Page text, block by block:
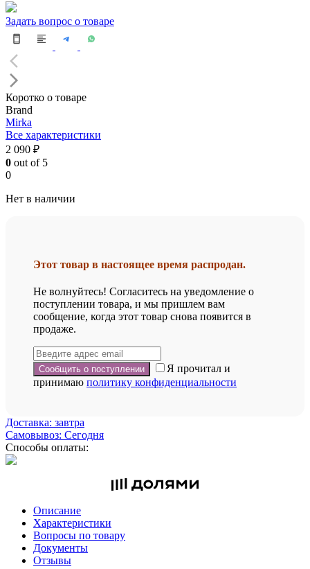
Задать вопрос о товаре
Коротко о товаре
Brand
Mirka
Все характеристики
2 090 ₽
0 out of 5
0
Нет в наличии
Этот товар в настоящее время распродан.
Не волнуйтесь! Согласитесь на уведомление о
поступлении товара, и мы пришлем вам
сообщение, когда этот товар снова появится в
продаже.
Я прочитал и
принимаю политику конфиденциальности
Доставка: завтра
Самовывоз: Сегодня
Способы оплаты:
Описание
Характеристики
Вопросы по товару
Документы
Отзывы